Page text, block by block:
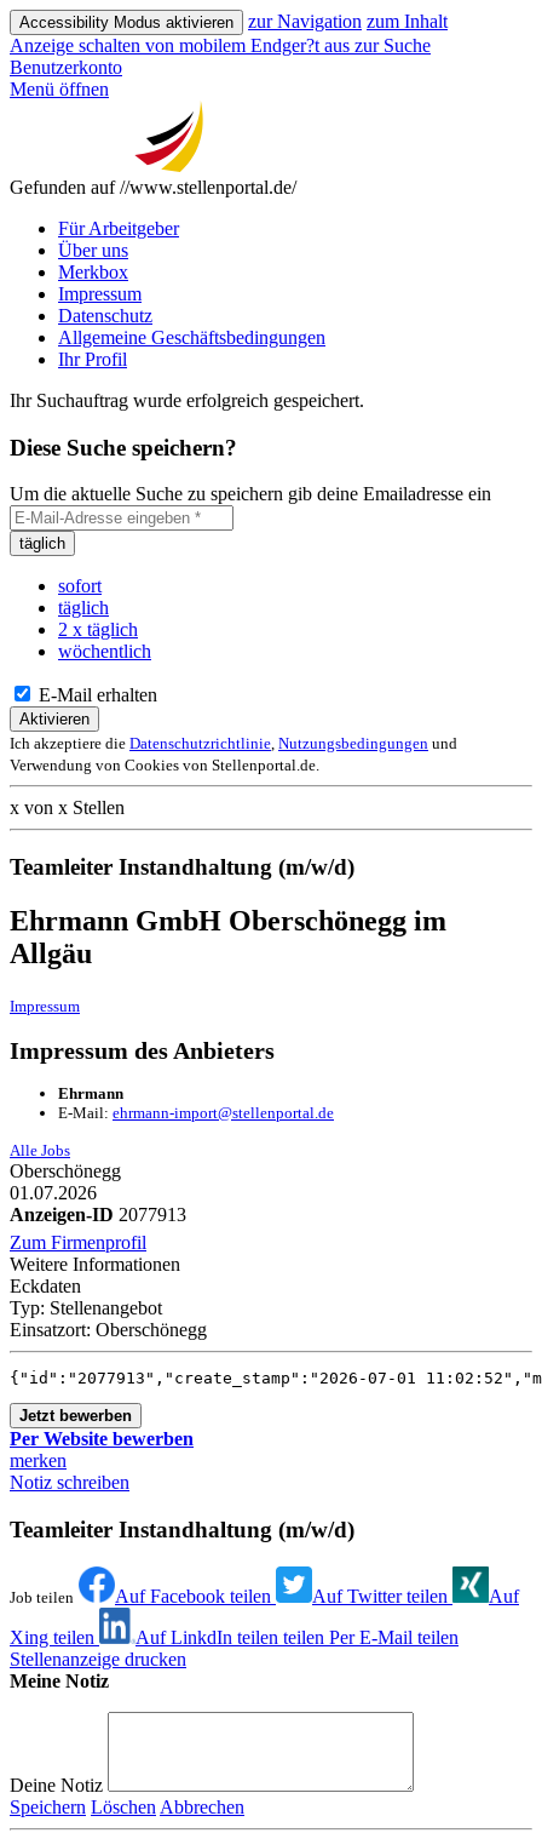
Accessibility Modus aktivieren zur Navigation zum Inhalt
Anzeige schalten von mobilem Endger?t aus zur Suche
Benutzerkonto
Menü öffnen
Gefunden auf //www.stellenportal.de/
Für Arbeitgeber
Über uns
Merkbox
Impressum
Datenschutz
Allgemeine Geschäftsbedingungen
Ihr Profil
Ihr Suchauftrag wurde erfolgreich gespeichert.
Diese Suche speichern?
Um die aktuelle Suche zu speichern gib deine Emailadresse ein
täglich
sofort
täglich
2 x täglich
wöchentlich
E-Mail erhalten
Aktivieren
Ich akzeptiere die Datenschutzrichtlinie, Nutzungsbedingungen und
Verwendung von Cookies von Stellenportal.de.
x von x Stellen
Teamleiter Instandhaltung (m/w/d)
Ehrmann GmbH Oberschönegg im
Allgäu
Impressum
Impressum des Anbieters
Ehrmann
E-Mail: ehrmann-import@stellenportal.de
Alle Jobs
Oberschönegg
01.07.2026
Anzeigen-ID 2077913
Zum Firmenprofil
Weitere Informationen
Eckdaten
Typ: Stellenangebot
Einsatzort: Oberschönegg
Jetzt bewerben
Per Website bewerben
merken
Notiz schreiben
Teamleiter Instandhaltung (m/w/d)
Job teilen Auf Facebook teilen Auf Twitter teilen
Auf
Xing teilen
Auf LinkdIn teilen teilen Per E-Mail teilen
Stellenanzeige drucken
Meine Notiz
Deine Notiz
Speichern Löschen Abbrechen